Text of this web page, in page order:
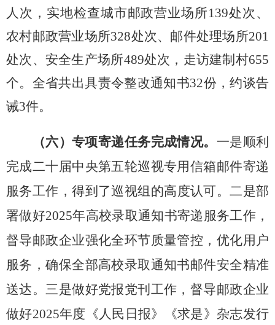
人次， 实地检查城市邮政营业场所139处次、
农村邮政营业场所328处次、邮件处理场所201
处次、安全生产场所489处次， 走访建制村655
个。全省共出具责令整改通知书32份，约谈告
诫3件。
（六）专项寄递任务完成情况。 一是顺利
完成二十届中央第五轮巡视专用信箱邮件寄递
服务工作，得到了巡视组的高度认可。二是部
署做好2025年高校录取通知书寄递服务工作，
督导邮政企业强化全环节质量管控，优化用户
服务，确保全部高校录取通知书邮件安全精准
送达。三是做好党报党刊工作， 督导邮政企业
做好2025年度《人民日报》《求是》杂志发行